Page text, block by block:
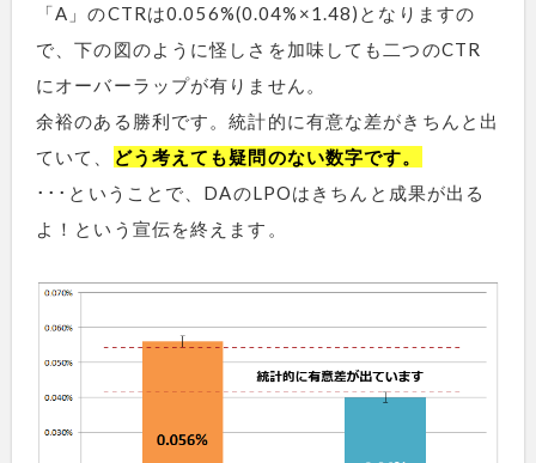
「A」のCTRは0.056%(0.04%×1.48)となりますの
で、下の図のように怪しさを加味しても二つのCTR
にオーバーラップが有りません。
余裕のある勝利です。統計的に有意な差がきちんと出
ていて、
どう考えても疑問のない数字です。
･･･ということで、DAのLPOはきちんと成果が出る
よ！という宣伝を終えます。